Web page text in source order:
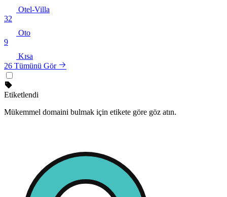
Otel-Villa
32
Oto
9
Kısa
26 Tümünü Gör
Etiketlendi
Mükemmel domaini bulmak için etikete göre göz atın.